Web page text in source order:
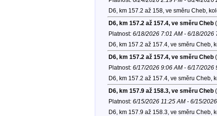
D6, km 157.2 až 158, ve směru Cheb,
D6, km 157.2 až 157.4, ve směru Cheb
Platnost: 6/18/2026 7:01 AM - 6/18/2026
D6, km 157.2 až 157.4, ve směru Cheb,
D6, km 157.2 až 157.4, ve směru Cheb
Platnost: 6/17/2026 9:06 AM - 6/17/2026
D6, km 157.2 až 157.4, ve směru Cheb,
D6, km 157.9 až 158.3, ve směru Cheb
Platnost: 6/15/2026 11:25 AM - 6/15/
D6, km 157.9 až 158.3, ve směru Cheb,